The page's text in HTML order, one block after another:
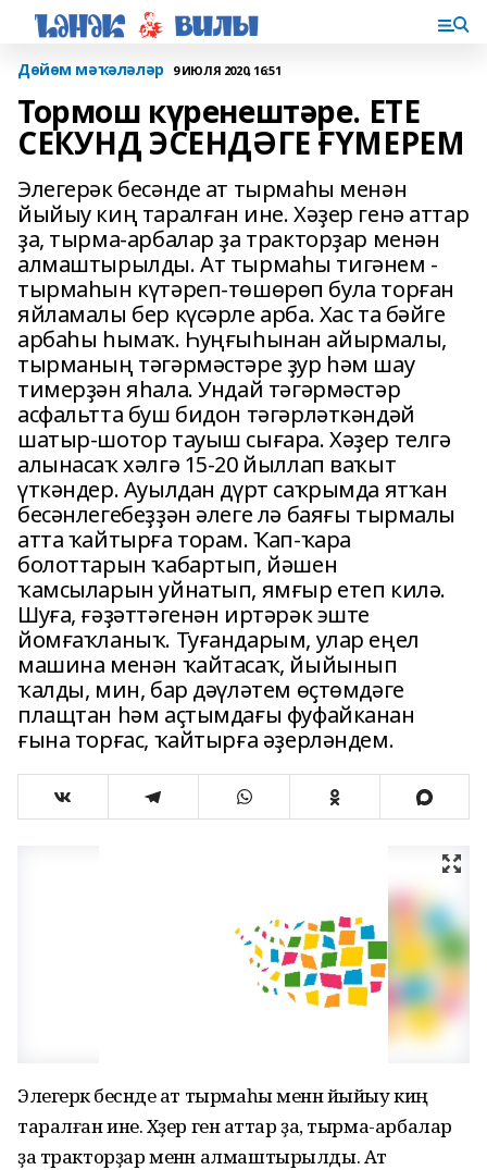
Дөйөм мәҡәләләр 9 ИЮЛЯ 2020, 16:51
Тормош күренештәре. ЕТЕ
СЕКУНД ЭСЕНДӘГЕ ҒҮМЕРЕМ
Элегерәк бесәнде ат тырмаһы менән
йыйыу киң таралған ине. Хәҙер генә аттар
ҙа, тырма-арбалар ҙа тракторҙар менән
алмаштырылды. Ат тырмаһы тигәнем -
тырмаһын күтәреп-төшөрөп була торған
яйламалы бер күсәрле арба. Хас та бәйге
арбаһы һымаҡ. Һуңғыһынан айырмалы,
тырманың тәгәрмәстәре ҙур һәм шау
тимерҙән яһала. Ундай тәгәрмәстәр
асфальтта буш бидон тәгәрләткәндәй
шатыр-шотор тауыш сығара. Хәҙер телгә
алынасаҡ хәлгә 15-20 йыллап ваҡыт
үткәндер. Ауылдан дүрт саҡрымда ятҡан
бесәнлегебеҙҙән әлеге лә баяғы тырмалы
атта ҡайтырға торам. Ҡап-ҡара
болоттарын ҡабартып, йәшен
ҡамсыларын уйнатып, ямғыр етеп килә.
Шуға, ғәҙәттәгенән иртәрәк эште
йомғаҡланыҡ. Туғандарым, улар еңел
машина менән ҡайтасаҡ, йыйынып
ҡалды, мин, бар дәүләтем өҫтөмдәге
плащтан һәм аҫтымдағы фуфайканан
ғына торғас, ҡайтырға әҙерләндем.
Элегерәк бесәнде ат тырмаһы менән йыйыу киң
таралған ине. Хәҙер генә аттар ҙа, тырма-арбалар
ҙа тракторҙар менән алмаштырылды. Ат